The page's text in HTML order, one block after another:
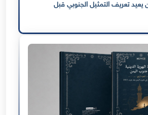
يعيد تعريف التمثيل الجنوبي قبل